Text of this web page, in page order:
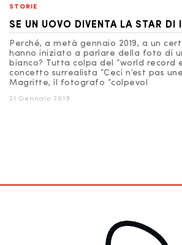
STORIE
SE UN UOVO DIVENTA LA STAR DI
Perché, a metà gennaio 2019, a un
hanno iniziato a parlare della foto di
bianco? Tutta colpa del “world record
concetto surrealista “Ceci n’est pas
Magritte, il fotografo “colpevol
21 Gennaio 2019